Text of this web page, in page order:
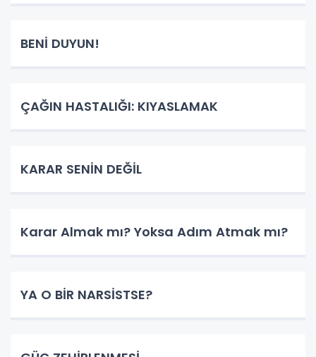
BENİ DUYUN!
ÇAĞIN HASTALIĞI: KIYASLAMAK
KARAR SENİN DEĞİL
Karar Almak mı? Yoksa Adım Atmak mı?
YA O BİR NARSİSTSE?